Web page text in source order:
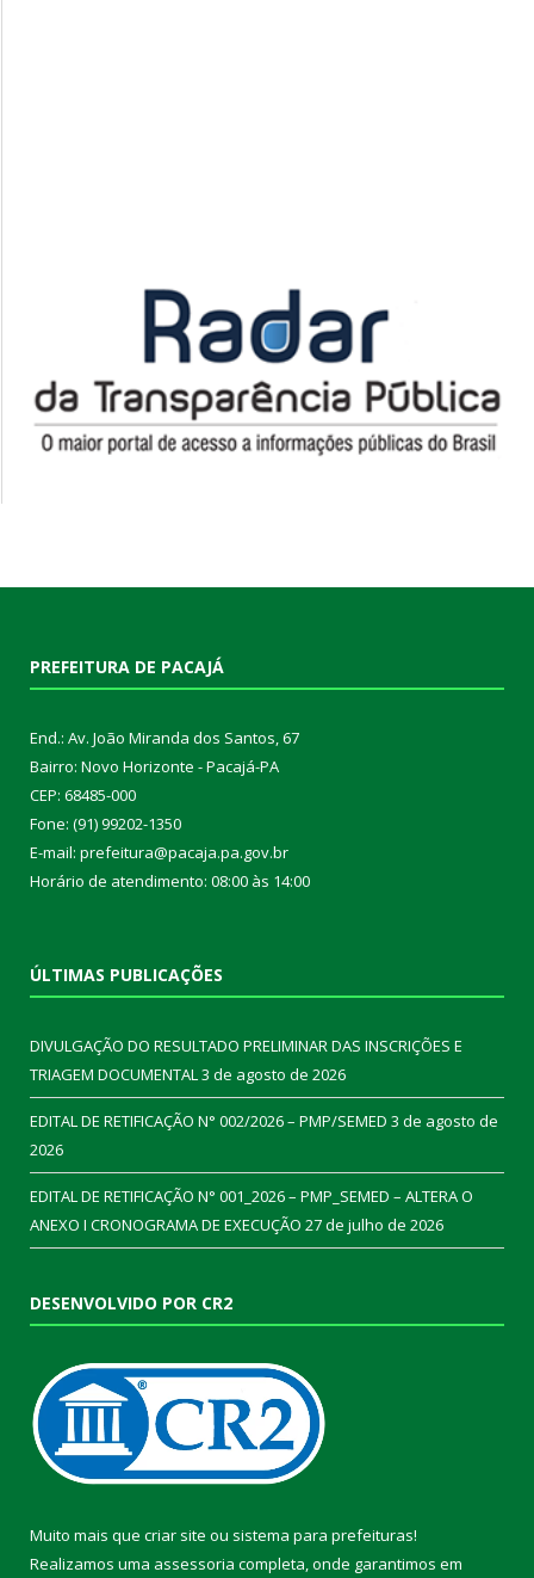
PREFEITURA DE PACAJÁ
End.: Av. João Miranda dos Santos, 67
Bairro: Novo Horizonte - Pacajá-PA
CEP: 68485-000
Fone: (91) 99202-1350
E-mail: prefeitura@pacaja.pa.gov.br
Horário de atendimento: 08:00 às 14:00
ÚLTIMAS PUBLICAÇÕES
DIVULGAÇÃO DO RESULTADO PRELIMINAR DAS INSCRIÇÕES E
TRIAGEM DOCUMENTAL3 de agosto de 2026
EDITAL DE RETIFICAÇÃO N° 002/2026 – PMP/SEMED 3 de agosto de
2026
EDITAL DE RETIFICAÇÃO N° 001_2026 – PMP_SEMED – ALTERA O
ANEXO I CRONOGRAMA DE EXECUÇÃO 27 de julho de 2026
DESENVOLVIDO POR CR2
Muito mais que criar site ou sistema para prefeituras!
Realizamos uma assessoria completa, onde garantimos em